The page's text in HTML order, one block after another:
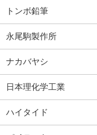
トンボ鉛筆
永尾駒製作所
ナカバヤシ
日本理化学工業
ハイタイド